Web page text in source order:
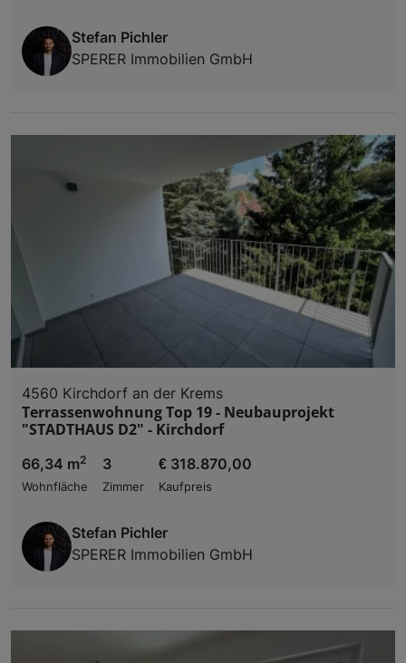
Stefan Pichler
SPERER Immobilien GmbH
4560 Kirchdorf an der Krems
Terrassenwohnung Top 19 - Neubauprojekt
"STADTHAUS D2" - Kirchdorf
66,34 m2
Wohnfläche
3
Zimmer
€ 318.870,00
Kaufpreis
Stefan Pichler
SPERER Immobilien GmbH